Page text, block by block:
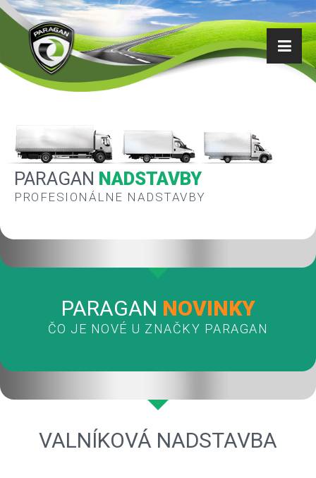
PARAGAN NADSTAVBY
PROFESIONÁLNE NADSTAVBY
PARAGAN NOVINKY
ČO JE NOVÉ U ZNAČKY PARAGAN
VALNÍKOVÁ NADSTAVBA